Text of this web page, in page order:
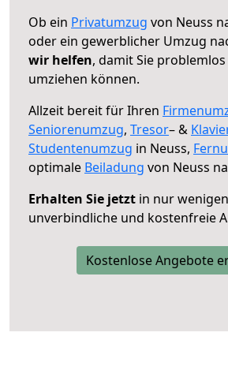
Ob ein Privatumzug von Neuss
oder ein gewerblicher Umzug
wir helfen, damit Sie
umziehen können.
Allzeit bereit für Ihren
Seniorenumzug, Tresor– &
Studentenumzug in Neuss,
optimale Beiladung von Neuss
Erhalten Sie jetzt in nur
unverbindliche und kostenfreie
Kostenlose Angebote